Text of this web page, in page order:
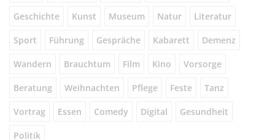
Geschichte Kunst Museum Natur Literatur
Sport Führung Gespräche Kabarett Demenz
Wandern Brauchtum Film Kino Vorsorge
Beratung Weihnachten Pflege Feste Tanz
Vortrag Essen Comedy Digital Gesundheit
Politik